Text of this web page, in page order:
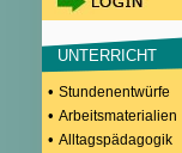
UNTERRICHT
• Stundenentwürfe
• Arbeitsmaterialien
• Alltagspädagogik